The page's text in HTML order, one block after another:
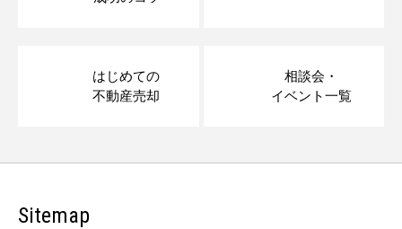
はじめての
不動産売却
相談会・
イベント一覧
Sitemap